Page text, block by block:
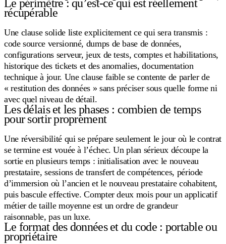
Le périmètre : qu’est-ce qui est réellement
récupérable
Une clause solide liste explicitement ce qui sera transmis :
code source versionné, dumps de base de données,
configurations serveur, jeux de tests, comptes et habilitations,
historique des tickets et des anomalies, documentation
technique à jour. Une clause faible se contente de parler de
« restitution des données » sans préciser sous quelle forme ni
avec quel niveau de détail.
Les délais et les phases : combien de temps
pour sortir proprement
Une réversibilité qui se prépare seulement le jour où le contrat
se termine est vouée à l’échec. Un plan sérieux découpe la
sortie en plusieurs temps : initialisation avec le nouveau
prestataire, sessions de transfert de compétences, période
d’immersion où l’ancien et le nouveau prestataire cohabitent,
puis bascule effective. Compter deux mois pour un applicatif
métier de taille moyenne est un ordre de grandeur
raisonnable, pas un luxe.
Le format des données et du code : portable ou
propriétaire